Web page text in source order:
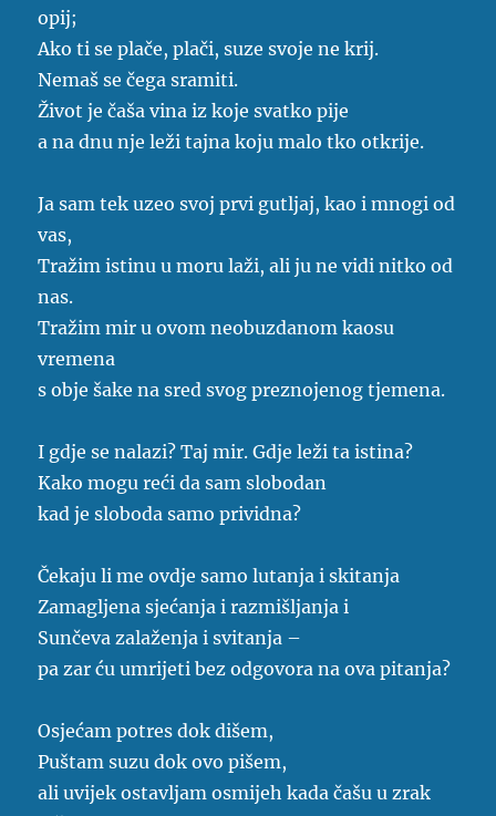
opij;
Ako ti se plače, plači, suze svoje ne krij.
Nemaš se čega sramiti.
Život je čaša vina iz koje svatko pije
a na dnu nje leži tajna koju malo tko otkrije.
Ja sam tek uzeo svoj prvi gutljaj, kao i mnogi od
vas,
Tražim istinu u moru laži, ali ju ne vidi nitko od
nas.
Tražim mir u ovom neobuzdanom kaosu
vremena
s obje šake na sred svog preznojenog tjemena.
I gdje se nalazi? Taj mir. Gdje leži ta istina?
Kako mogu reći da sam slobodan
kad je sloboda samo prividna?
Čekaju li me ovdje samo lutanja i skitanja
Zamagljena sjećanja i razmišljanja i
Sunčeva zalaženja i svitanja –
pa zar ću umrijeti bez odgovora na ova pitanja?
Osjećam potres dok dišem,
Puštam suzu dok ovo pišem,
ali uvijek ostavljam osmijeh kada čašu u zrak